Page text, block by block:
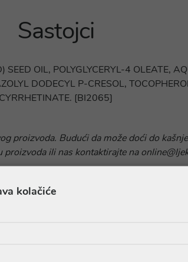
Sastojci
OIL, POLYGLYCERYL-4 OLEATE,
DODECYL P-CRESOL,
[BI2065]
proizvoda. Budući da može doći do
ili nas kontaktirajte na
kolačiće